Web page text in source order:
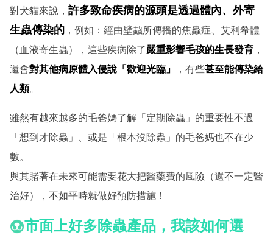
對犬貓來說， 許多致命疾病的源頭是透過體內、外寄
生蟲傳染的 ，例如：經由壁蝨所傳播的焦蟲症、艾利希體
（血液寄生蟲），這些疾病除了嚴重影響毛孩的生長發育 ，
還會對其他病原體入侵說「歡迎光臨」 ，有些甚至能傳染給
人類。
雖然有越來越多的毛爸媽了解「定期除蟲」的重要性不過
「想到才除蟲」、或是「根本沒除蟲」的毛爸媽也不在少
數。
與其賭著在未來可能需要花大把醫藥費的風險（還不一定醫
治好），不如平時就做好預防措施！
市面上好多除蟲產品，我該如何選